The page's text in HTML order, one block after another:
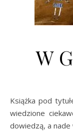
W
Książka pod
wiedzione
dowiedzą, a